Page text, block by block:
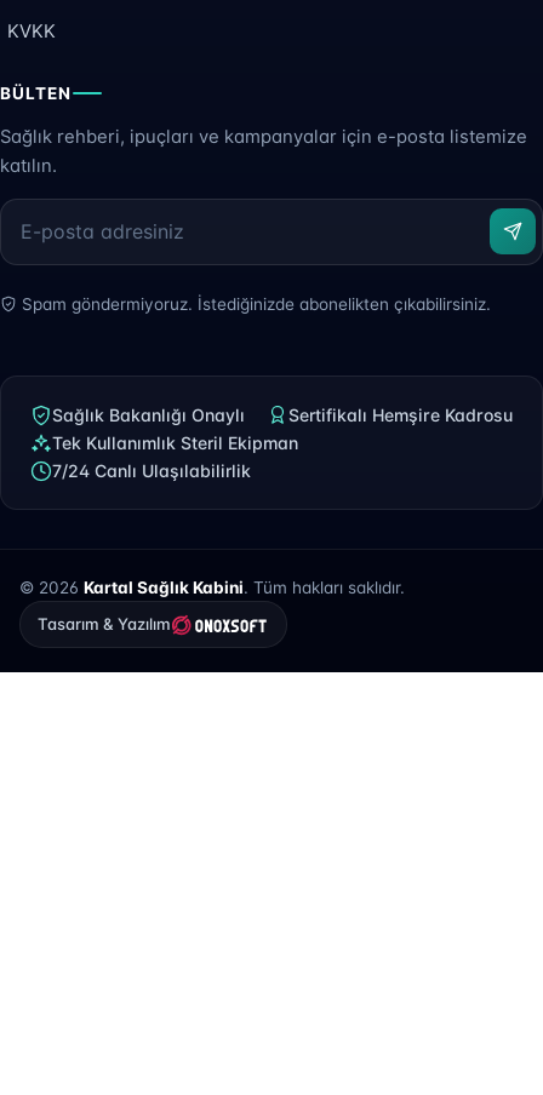
KVKK
BÜLTEN
Sağlık rehberi, ipuçları ve kampanyalar için e-posta listemize
katılın.
Spam göndermiyoruz. İstediğinizde abonelikten çıkabilirsiniz.
Sağlık Bakanlığı Onaylı
Sertifikalı Hemşire Kadrosu
Tek Kullanımlık Steril Ekipman
7/24 Canlı Ulaşılabilirlik
© 2026 Kartal Sağlık Kabini. Tüm hakları saklıdır.
Tasarım & Yazılım